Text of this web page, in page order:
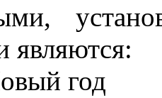
являются:
год